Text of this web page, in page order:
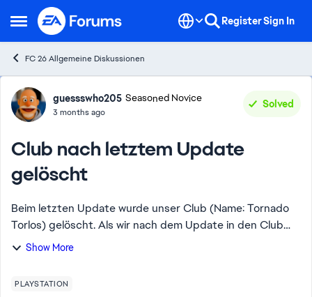
Open Side Menu
Skip to content RegisterSign In
FC 26 Allgemeine Diskussionen
Forum Discussion
guessswho205 Seasoned Novice
3 months ago
Solved
Club nach letztem Update
gelöscht
Beim letzten Update wurde unser Club (Name: Tornado
Torlos) gelöscht. Als wir nach dem Update in den Club
gehen wollten, war er nicht mehr vorhanden, alles auf
Show More
PLAYSTATION